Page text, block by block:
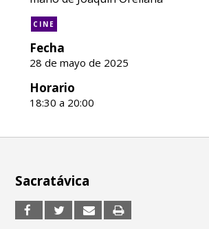
CINE
Fecha
28 de mayo de 2025
Horario
18:30 a 20:00
Sacratávica